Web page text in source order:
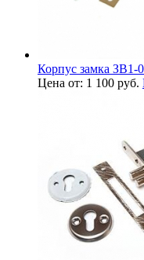
Корпус замка ЗВ1-
Цена от: 1 100 руб.